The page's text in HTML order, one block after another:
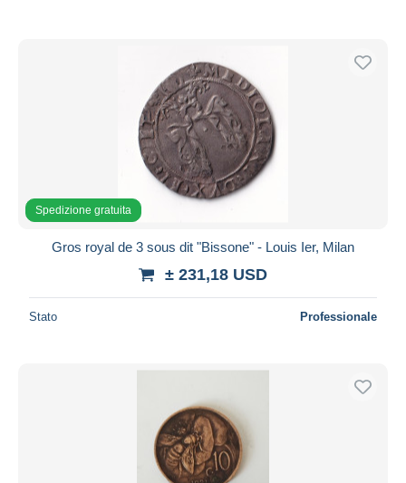
Spedizione gratuita
Gros royal de 3 sous dit "Bissone" - Louis Ier, Milan
± 231,18 USD
Stato Professionale